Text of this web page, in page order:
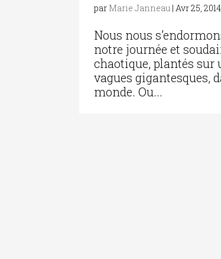
par Marie Janneau |Avr 25, 2014
Nous nous
notre journée et
chaotique, plantés sur
vagues gigantesques,
monde. Ou...